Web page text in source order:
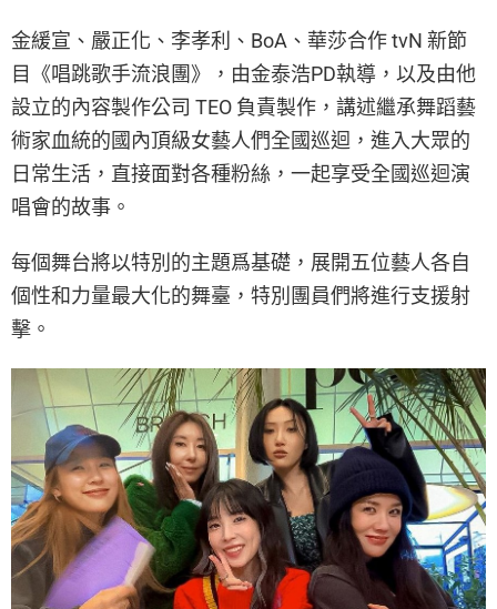
金緩宣、嚴正化、李孝利、BoA、華莎合作 tvN 新節
目《唱跳歌手流浪團》， 由金泰浩PD執導，以及由他
設立的內容製作公司 TEO 負責製作，講述繼承舞蹈藝
術家血統的國內頂級女藝人們全國巡迴，進入大眾的
日常生活，直接面對各種粉絲，一起享受全國巡迴演
唱會的故事。
每個舞台將以特別的主題爲基礎，展開五位藝人各自
個性和力量最大化的舞臺，特別團員們將進行支援射
擊。